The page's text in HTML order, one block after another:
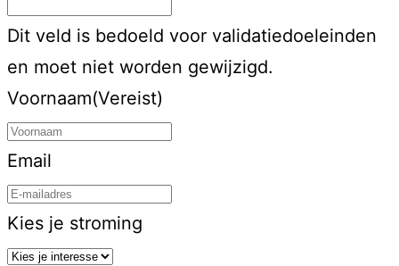
Dit veld is bedoeld voor validatiedoeleinden
en moet niet worden gewijzigd.
Voornaam(Vereist)
Email
Kies je stroming